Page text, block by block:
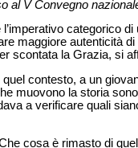
al V Convegno
categorico
maggiore autenticità
scontata la Grazia, si
contesto, a un
muovono la storia
a verificare quali
cosa è rimasto di